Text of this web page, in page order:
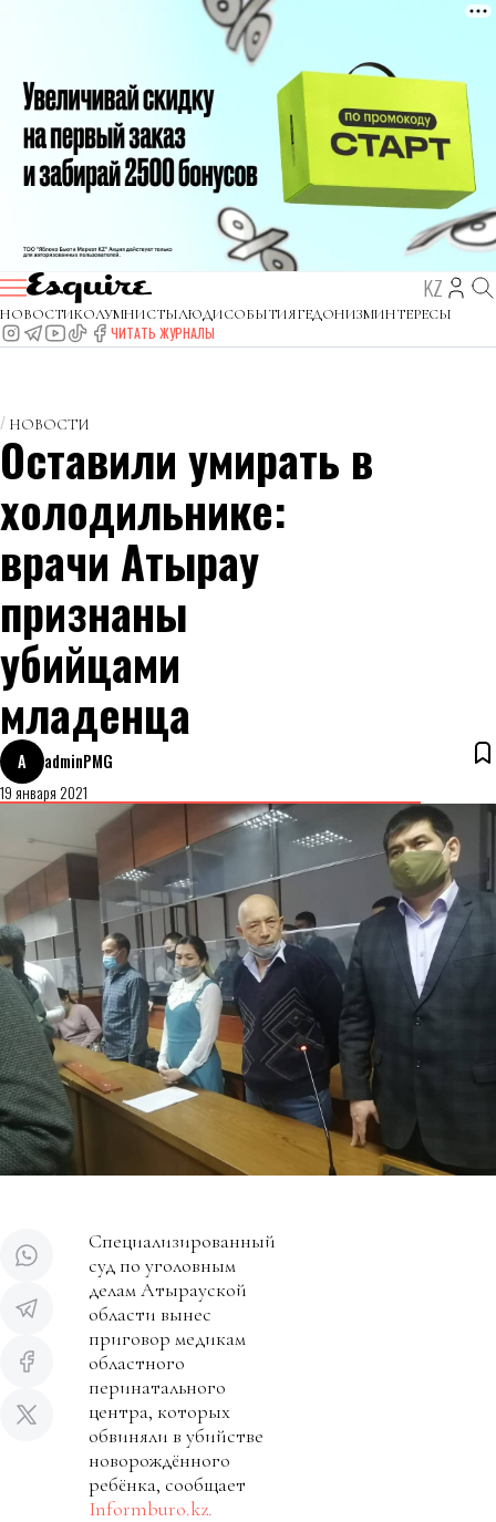
KZ
НОВОСТИКОЛУМНИСТЫЛЮДИСОБЫТИЯГЕДОНИЗМИНТЕРЕСЫ
ЧИТАТЬ ЖУРНАЛЫ
НОВОСТИ
Оставили умирать в
холодильнике:
врачи Атырау
признаны
убийцами
младенца
A
adminPMG
19 января 2021
Специализированный
суд по уголовным
делам Атырауской
области вынес
приговор медикам
областного
перинатального
центра, которых
обвиняли в убийстве
новорождённого
ребёнка, сообщает
Informburo.kz.